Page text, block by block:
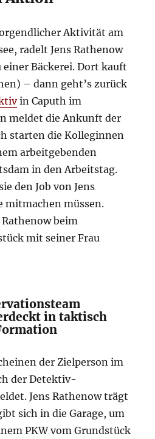
Aktivität am
radelt Jens Rathenow
Bäckerei. Dort kauft
– dann geht’s zurück
in Caputh im
meldet die Ankunft der
starten die Kolleginnen
arbeitgebenden
in den Arbeitstag.
den Job von Jens
mitmachen müssen.
beim
mit seiner Frau
in taktisch
der Zielperson im
der Detektiv-
Jens Rathenow trägt
sich in die Garage, um
PKW vom Grundstück